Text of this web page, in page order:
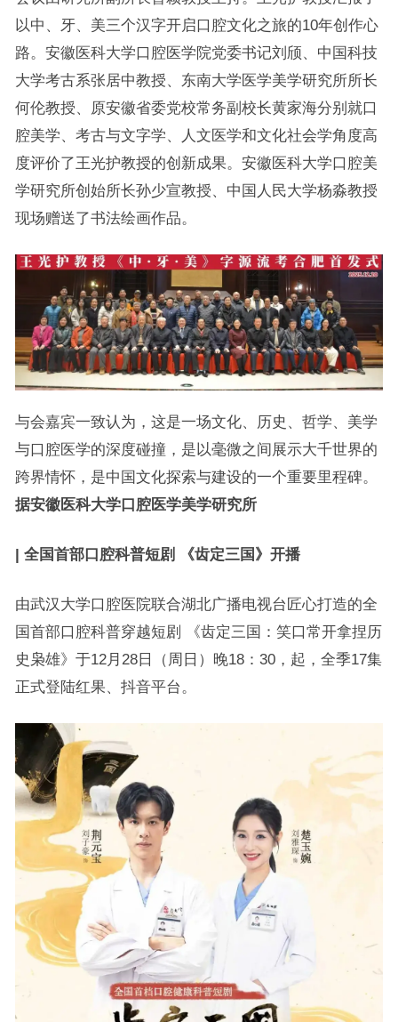
以中、牙、美三个汉字开启口腔文化之旅的10年创作心
路。安徽医科大学口腔医学院党委书记刘颀、中国科技
大学考古系张居中教授、东南大学医学美学研究所所长
何伦教授、原安徽省委党校常务副校长黄家海分别就口
腔美学、考古与文字学、人文医学和文化社会学角度高
度评价了王光护教授的创新成果。安徽医科大学口腔美
学研究所创始所长孙少宣教授、中国人民大学杨淼教授
现场赠送了书法绘画作品。
与会嘉宾一致认为，这是一场文化、历史、哲学、美学
与口腔医学的深度碰撞，是以毫微之间展示大千世界的
跨界情怀，是中国文化探索与建设的一个重要里程碑。
据安徽医科大学口腔医学美学研究所
| 全国首部口腔科普短剧 《齿定三国》开播
由武汉大学口腔医院联合湖北广播电视台匠心打造的全
国首部口腔科普穿越短剧 《齿定三国：笑口常开拿捏历
史枭雄》于12月28日（周日）晚18：30，起，全季17集
正式登陆红果、抖音平台。